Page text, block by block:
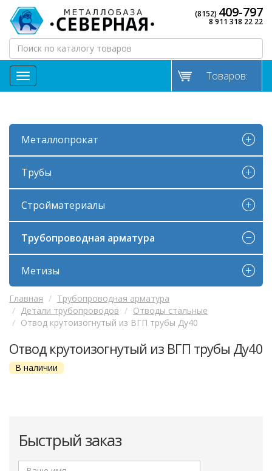
(8152) 409-797
8 911 318 22 22
МЕНЮ Товаров:
Металлопрокат
Трубы
Стройматериалы
Трубопроводная арматура
Метизы
Главная
Трубопроводная арматура
Детали трубопроводов
Отводы стальные
Отвод крутоизогнутый из ВГП трубы Ду40
Отвод крутоизогнутый из ВГП трубы Ду40
В наличии
Быстрый заказ